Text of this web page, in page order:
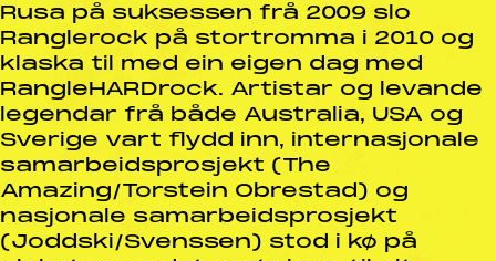
Rusa på suksessen frå 2009 slo
Ranglerock på stortromma i 2010 og
klaska til med ein eigen dag med
RangleHARDrock. Artistar og levande
legendar frå både Australia, USA og
Sverige vart flydd inn, internasjonale
samarbeidsprosjekt (The
Amazing/Torstein Obrestad) og
nasjonale samarbeidsprosjekt
(Joddski/Svenssen) stod i kø på